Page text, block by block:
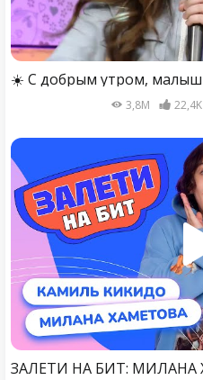
3,8M 22,4K